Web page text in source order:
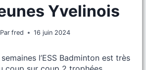
Yvelinois
Par fred 16 juin 2024
l’ESS Badminton est très